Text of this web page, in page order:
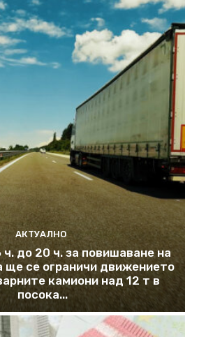
АКТУАЛНО
ч. до 20 ч. за повишаване на
ще се ограничи движението
камиони над 12 т в
посока...